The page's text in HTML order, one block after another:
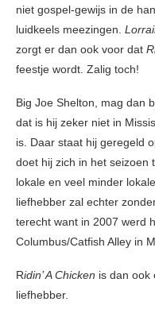
niet gospel-gewijs in de
luidkeels meezingen.
zorgt er dan ook voor dat
feestje wordt. Zalig toch!
Big Joe Shelton, mag dan
dat is hij zeker niet in
is. Daar staat hij geregeld
doet hij zich in het seizoen
lokale en veel minder
liefhebber zal echter
terecht want in 2007 werd
Columbus/Catfish Alley in
Ridin’ A Chicken is dan ook
liefhebber.